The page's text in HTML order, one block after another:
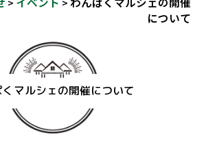
> >
について
マルシェの開催について